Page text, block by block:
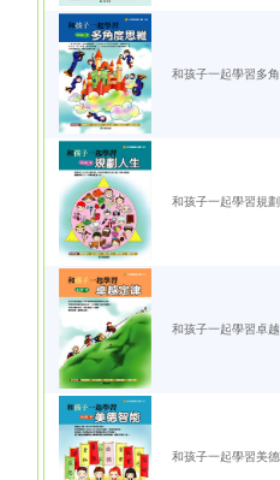
和孩子一起學習多
和孩子一起學習規
和孩子一起學習卓
和孩子一起學習美